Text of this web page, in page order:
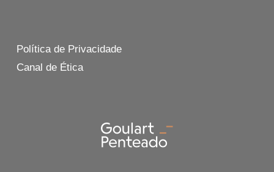
Política de Privacidade
Canal de Ética